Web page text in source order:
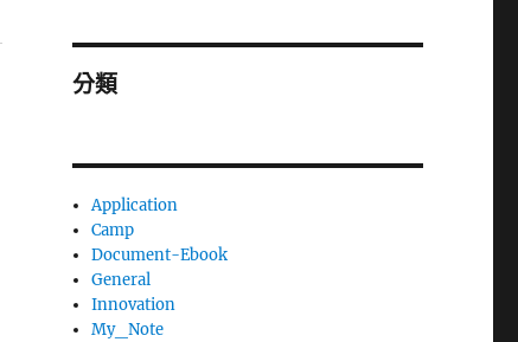
分類
Application
Camp
Document-Ebook
General
Innovation
My_Note